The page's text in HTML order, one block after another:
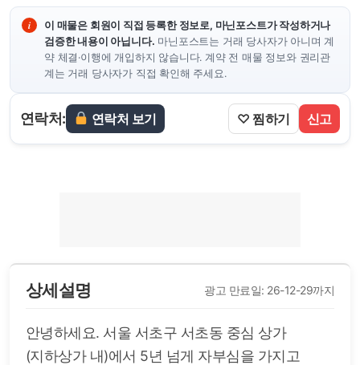
이 매물은 회원이 직접 등록한 정보로, 마닌포스트가 작성하거나
검증한 내용이 아닙니다. 마닌포스트는 거래 당사자가 아니며 계
약 체결·이행에 개입하지 않습니다. 계약 전 매물 정보와 권리관
계는 거래 당사자가 직접 확인해 주세요.
연락처: 연락처 보기 ♡ 찜하기 신고
상세설명 광고 만료일: 26-12-29까지
안녕하세요. 서울 서초구 서초동 중심 상가
(지하상가 내)에서 5년 넘게 자부심을 가지고